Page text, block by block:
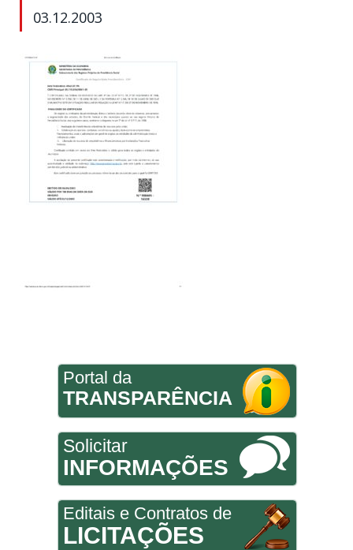
03.12.2003
Portal da
TRANSPARÊNCIA
Solicitar
INFORMAÇÕES
Editais e Contratos de
LICITAÇÕES